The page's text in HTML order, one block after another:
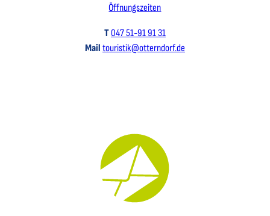
Öffnungszeiten
T047 51-91 91 31
Mail touristik@otterndorf.de